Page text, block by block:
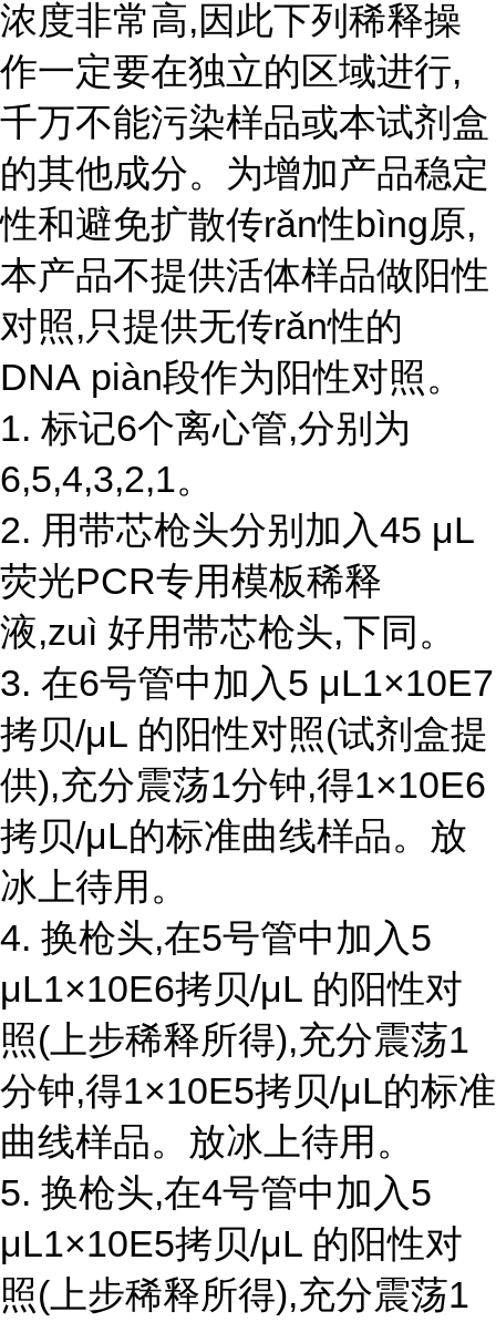
浓度非常高,因此下列稀释操
作一定要在独立的区域进行,
千万不能污染样品或本试剂盒
的其他成分。为增加产品稳定
性和避免扩散传rǎn性bìng原,
本产品不提供活体样品做阳性
对照,只提供无传rǎn性的
DNA piàn段作为阳性对照。
1. 标记6个离心管,分别为
6,5,4,3,2,1。
2. 用带芯枪头分别加入45 μL
荧光PCR专用模板稀释
液,zuì 好用带芯枪头,下同。
3. 在6号管中加入5 μL1×10E7
拷贝/μL 的阳性对照(试剂盒提
供),充分震荡1分钟,得1×10E6
拷贝/μL的标准曲线样品。放
冰上待用。
4. 换枪头,在5号管中加入5
μL1×10E6拷贝/μL 的阳性对
照(上步稀释所得),充分震荡1
分钟,得1×10E5拷贝/μL的标准
曲线样品。放冰上待用。
5. 换枪头,在4号管中加入5
μL1×10E5拷贝/μL 的阳性对
照(上步稀释所得),充分震荡1